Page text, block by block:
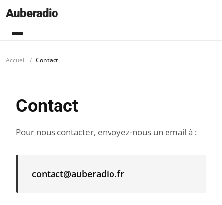
Auberadio
Accueil Contact
Contact
Pour nous contacter, envoyez-nous un email à :
contact@auberadio.fr